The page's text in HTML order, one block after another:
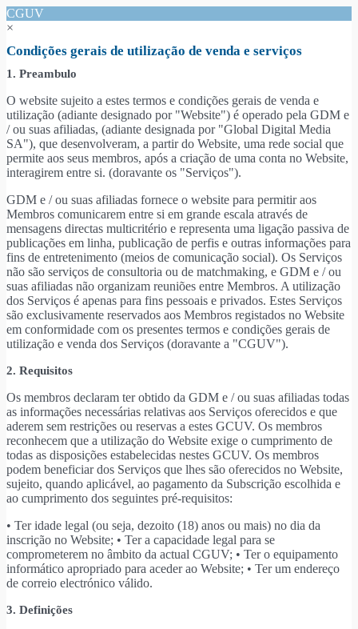
CGUV
×
Condições gerais de utilização de venda e serviços
1. Preambulo
O website sujeito a estes termos e condições gerais de venda e
utilização (adiante designado por "Website") é operado pela GDM e
/ ou suas afiliadas, (adiante designada por "Global Digital Media
SA"), que desenvolveram, a partir do Website, uma rede social que
permite aos seus membros, após a criação de uma conta no Website,
interagirem entre si. (doravante os "Serviços").
GDM e / ou suas afiliadas fornece o website para permitir aos
Membros comunicarem entre si em grande escala através de
mensagens directas multicritério e representa uma ligação passiva de
publicações em linha, publicação de perfis e outras informações para
fins de entretenimento (meios de comunicação social). Os Serviços
não são serviços de consultoria ou de matchmaking, e GDM e / ou
suas afiliadas não organizam reuniões entre Membros. A utilização
dos Serviços é apenas para fins pessoais e privados. Estes Serviços
são exclusivamente reservados aos Membros registados no Website
em conformidade com os presentes termos e condições gerais de
utilização e venda dos Serviços (doravante a "CGUV").
2. Requisitos
Os membros declaram ter obtido da GDM e / ou suas afiliadas todas
as informações necessárias relativas aos Serviços oferecidos e que
aderem sem restrições ou reservas a estes GCUV. Os membros
reconhecem que a utilização do Website exige o cumprimento de
todas as disposições estabelecidas nestes GCUV. Os membros
podem beneficiar dos Serviços que lhes são oferecidos no Website,
sujeito, quando aplicável, ao pagamento da Subscrição escolhida e
ao cumprimento dos seguintes pré-requisitos:
• Ter idade legal (ou seja, dezoito (18) anos ou mais) no dia da
inscrição no Website; • Ter a capacidade legal para se
comprometerem no âmbito da actual CGUV; • Ter o equipamento
informático apropriado para aceder ao Website; • Ter um endereço
de correio electrónico válido.
3. Definições